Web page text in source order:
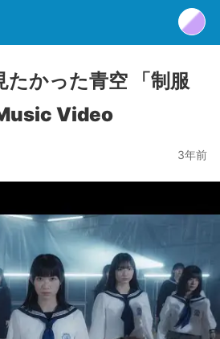
たかった青空 「制服
Video
3年前